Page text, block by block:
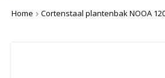
Home Cortenstaal plantenbak NOOA